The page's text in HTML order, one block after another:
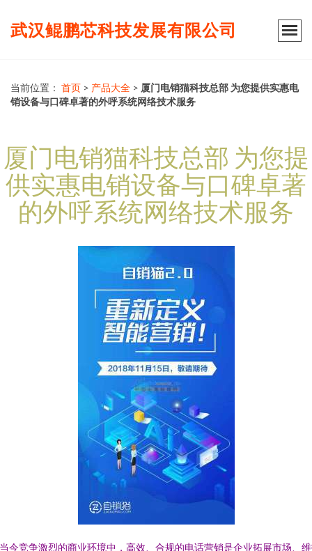
武汉鲲鹏芯科技发展有限公司
当前位置： 首页 > 产品大全 > 厦门电销猫科技总部 为您提供实惠电
销设备与口碑卓著的外呼系统网络技术服务
厦门电销猫科技总部 为您提
供实惠电销设备与口碑卓著
的外呼系统网络技术服务
今竞争激烈的商业环境中，高效、合规的电话营销是企业拓展市场、